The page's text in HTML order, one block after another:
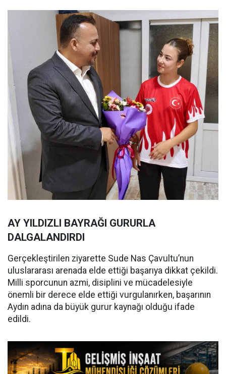
AY YILDIZLI BAYRAĞI GURURLA
DALGALANDIRDI
Gerçekleştirilen ziyarette Sude Nas Çavultu’nun
uluslararası arenada elde ettiği başarıya dikkat çekildi.
Milli sporcunun azmi, disiplini ve mücadelesiyle
önemli bir derece elde ettiği vurgulanırken, başarının
Aydın adına da büyük gurur kaynağı olduğu ifade
edildi.